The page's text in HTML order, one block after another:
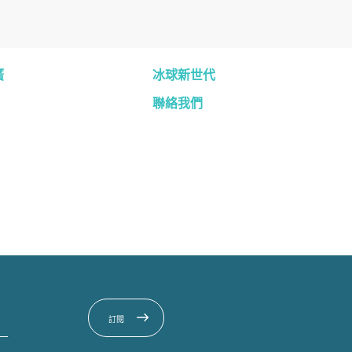
冰球新世代
聯絡我們